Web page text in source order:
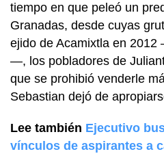
tiempo en que peleó un
Granadas, desde cuyas
ejido de Acamixtla en
—, los pobladores de
que se prohibió venderle
Sebastian dejó de
Lee también Ejecutivo
vínculos de aspirantes a